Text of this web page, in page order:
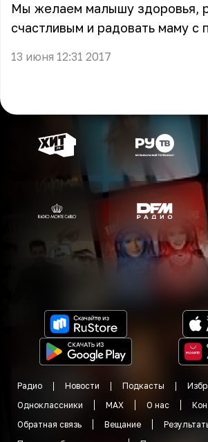
Мы желаем малышу здоровья,
счастливым и радовать маму с
13 июня 12:31 2017
Радио Новости Подкасты
Одноклассники
MAX О нас
Обратная связь
Вещание